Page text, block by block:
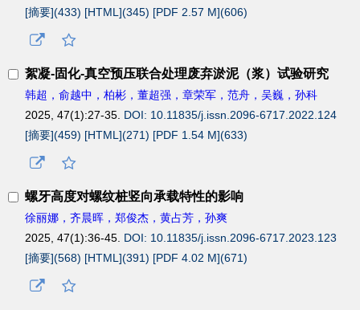
[摘要](433) [HTML](345) [PDF 2.57 M](606)
絮凝-固化-真空预压联合处理废弃淤泥（浆）试验研究
韩超，俞越中，柏彬，董超强，章荣军，范舟，吴巍，孙科
2025, 47(1):27-35. DOI: 10.11835/j.issn.2096-6717.2022.124
[摘要](459) [HTML](271) [PDF 1.54 M](633)
螺牙高度对螺纹桩竖向承载特性的影响
徐丽娜，齐晨晖，郑俊杰，黄占芳，孙爽
2025, 47(1):36-45. DOI: 10.11835/j.issn.2096-6717.2023.123
[摘要](568) [HTML](391) [PDF 4.02 M](671)